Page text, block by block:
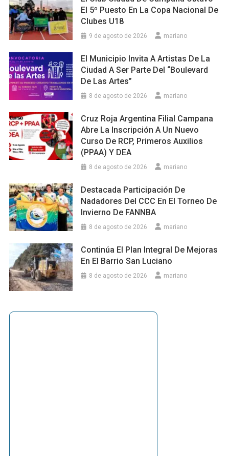
El 5º Puesto En La Copa Nacional De
Clubes U18
9 de agosto de 2026 mariano
El Municipio Invita A Artistas De La
Ciudad A Ser Parte Del “Boulevard
De Las Artes”
8 de agosto de 2026 mariano
Cruz Roja Argentina Filial Campana
Abre La Inscripción A Un Nuevo
Curso De RCP, Primeros Auxilios
(PPAA) Y DEA
8 de agosto de 2026 mariano
Destacada Participación De
Nadadores Del CCC En El Torneo De
Invierno De FANNBA
8 de agosto de 2026 mariano
Continúa El Plan Integral De Mejoras
En El Barrio San Luciano
8 de agosto de 2026 mariano